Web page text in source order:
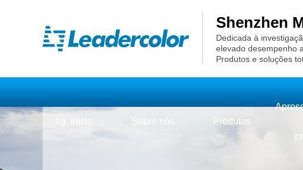
Shenzhen
Dedicada à
elevado desempenho
Produtos e soluções
Sobre nós Produtos